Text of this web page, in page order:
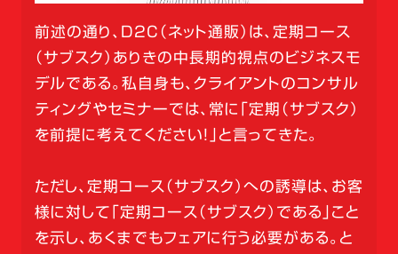
前述の通り、D2C（ネット通販）は、定期コース
（サブスク）ありきの中長期的視点のビジネスモ
デルである。私自身も、クライアントのコンサル
ティングやセミナーでは、常に「定期（サブスク）
を前提に考えてください！」と言ってきた。
ただし、定期コース（サブスク）への誘導は、お客
様に対して「定期コース（サブスク）である」こと
を示し、あくまでもフェアに行う必要がある。と